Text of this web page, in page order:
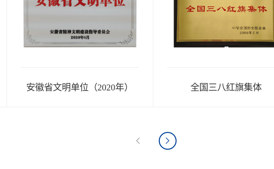
安徽省文明单位（2020年） 全国三八红旗集体